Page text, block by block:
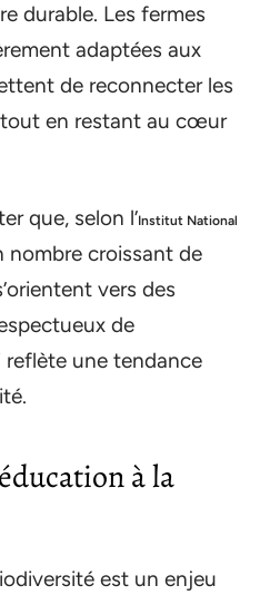
durable. Les fermes
adaptées aux
de reconnecter les
en restant au cœur
que, selon l’Institut National
nombre croissant de
vers des
de
reflète une tendance
à la
est un enjeu